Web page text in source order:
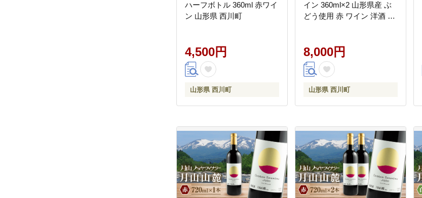
ハーフボトル 360ml 赤ワイ
ン 山形県 西川町
4,500円
山形県 西川町
イン 360ml×2 山形県産 ぶ
どう使用 赤 ワイン 洋酒 酒
8,000円
山形県 西川町